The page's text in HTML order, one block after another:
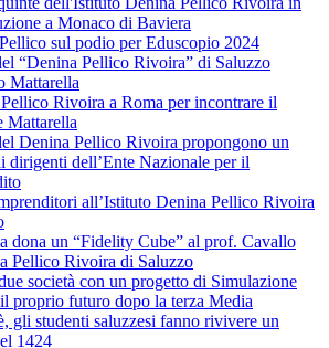
a Monaco di Baviera
sul podio per Eduscopio 2024
“Denina Pellico Rivoira” di Saluzzo
Mattarella
Rivoira a Roma per incontrare il
Mattarella
Denina Pellico Rivoira propongono un
dirigenti dell’Ente Nazionale per il
all’Istituto Denina Pellico Rivoira
dona un “Fidelity Cube” al prof. Cavallo
Pellico Rivoira di Saluzzo
società con un progetto di Simulazione
proprio futuro dopo la terza Media
gli studenti saluzzesi fanno rivivere un
1424